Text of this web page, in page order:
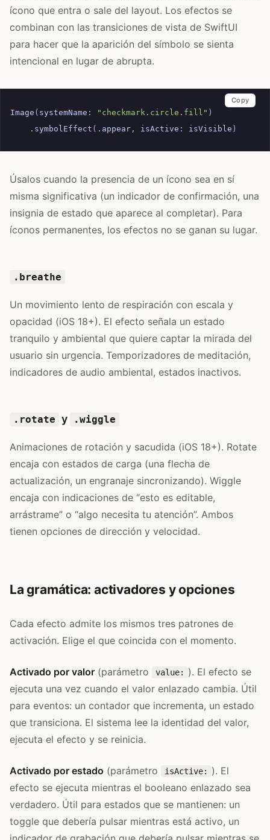
ícono que entra o sale del layout. Los efectos se
combinan con las transiciones de vista de SwiftUI
para hacer que la aparición del símbolo se sienta
intencional en lugar de abrupta.
Image ( systemName : "checkmark.circle.fill" )
. symbolEffect (. appear , isActive : isVisible )
Copy
Úsalos cuando la presencia de un ícono sea en sí
misma significativa (un indicador de confirmación, una
insignia de estado que aparece al completar). Para
íconos permanentes, los efectos no se ganan su lugar.
.breathe
Un movimiento lento de respiración con escala y
opacidad (iOS 18+). El efecto señala un estado
tranquilo y ambiental que quiere captar la mirada del
usuario sin urgencia. Temporizadores de meditación,
indicadores de audio ambiental, estados inactivos.
.rotate y .wiggle
Animaciones de rotación y sacudida (iOS 18+). Rotate
encaja con estados de carga (una flecha de
actualización, un engranaje sincronizando). Wiggle
encaja con indicaciones de “esto es editable,
arrástrame” o “algo necesita tu atención”. Ambos
tienen opciones de dirección y velocidad.
La gramática: activadores y opciones
Cada efecto admite los mismos tres patrones de
activación. Elige el que coincida con el momento.
Activado por valor (parámetro value:
). El efecto se
ejecuta una vez cuando el valor enlazado cambia. Útil
para eventos: un contador que incrementa, un estado
que transiciona. El sistema lee la identidad del valor,
ejecuta el efecto y se reinicia.
Activado por estado (parámetro isActive:
). El
efecto se ejecuta mientras el booleano enlazado sea
verdadero. Útil para estados que se mantienen: un
toggle que debería pulsar mientras está activo, un